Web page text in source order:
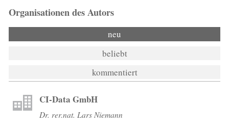
Organisationen des Autors
neu
beliebt
kommentiert
CI-Data GmbH
Dr. rer.nat. Lars Niemann